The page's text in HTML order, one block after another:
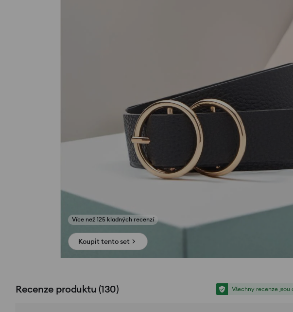
Zobrazit fotografie z recenzí
Koupit tento set
Recenze produktu (130) Všechny recenze jsou